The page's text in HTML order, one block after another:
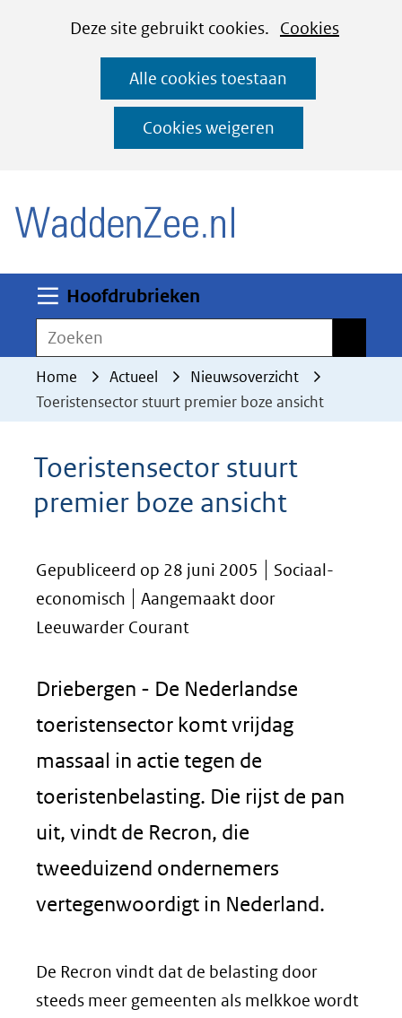
CookiesDeze site gebruikt cookies. Cookies
deze
worden
toegestaan
geweigerd.
Alle cookies toestaan
Cookies weigeren
Ga
naar
de
inhoud
Hoofdrubrieken
Zoeken
Home Actueel
Nieuwsoverzicht
Toeristensector stuurt premier boze ansicht
Toeristensector stuurt
premier boze ansicht
Gepubliceerd op 28 juni 2005
Sociaal-
economisch
Aangemaakt door
Leeuwarder Courant
Driebergen - De Nederlandse
toeristensector komt vrijdag
massaal in actie tegen de
toeristenbelasting. Die rijst de pan
uit, vindt de Recron, die
tweeduizend ondernemers
vertegenwoordigt in Nederland.
De Recron vindt dat de belasting door
steeds meer gemeenten als melkkoe wordt